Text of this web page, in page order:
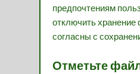
предпочтениям
отключить
согласны с
Отметьте